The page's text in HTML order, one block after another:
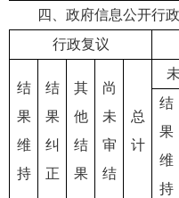
四、政府信息公开行
行政复议
结
果
维
持
结
果
纠
正
其
他
结
果
尚
未
审
结
总
计
结
果
维
持